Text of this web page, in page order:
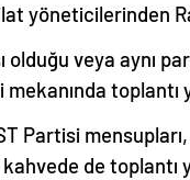
yöneticilerinden
olduğu veya aynı
toplantı
Partisi
kahvede de